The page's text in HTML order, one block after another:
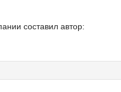
составил автор: